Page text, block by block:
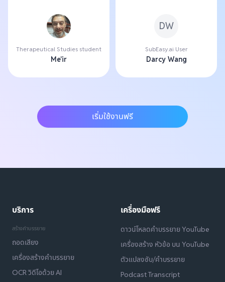
Therapeutical Studies student
Me'ir
DW
SubEasy.ai User
Darcy Wang
เริ่มใช้งานฟรี
บริการ
สร้างคำบรรยาย
ถอดเสียง
เครื่องสร้างคำบรรยาย
OCR วิดีโอด้วย AI
เครื่องมือฟรี
ดาวน์โหลดคำบรรยาย YouTube
เครื่องสร้าง หัวข้อ บน YouTube
ตัวแปลงซับ/คำบรรยาย
Podcast Transcript